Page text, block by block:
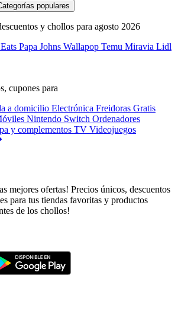
populares
y chollos para agosto 2026
Papa Johns Wallapop Temu Miravia Lidl
cupones para
a domicilio Electrónica Freidoras Gratis
Nintendo Switch Ordenadores
y complementos TV Videojuegos
mejores ofertas! Precios únicos, descuentos
para tus tiendas favoritas y productos
de los chollos!